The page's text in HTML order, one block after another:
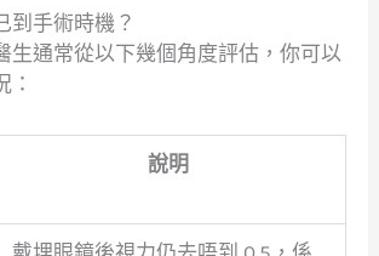
到手術時機？
生通常從以下幾個角度評估，你可以
：
說明